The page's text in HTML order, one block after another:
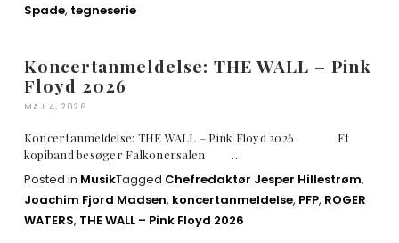
Spade, tegneserie
Koncertanmeldelse: THE WALL – Pink
Floyd 2026
MAJ 4, 2026
Koncertanmeldelse: THE WALL – Pink Floyd 2026 Et
kopiband besøger Falkonersalen …
Posted in MusikTagged Chefredaktør Jesper Hillestrøm,
Joachim Fjord Madsen, koncertanmeldelse, PFP, ROGER
WATERS, THE WALL – Pink Floyd 2026